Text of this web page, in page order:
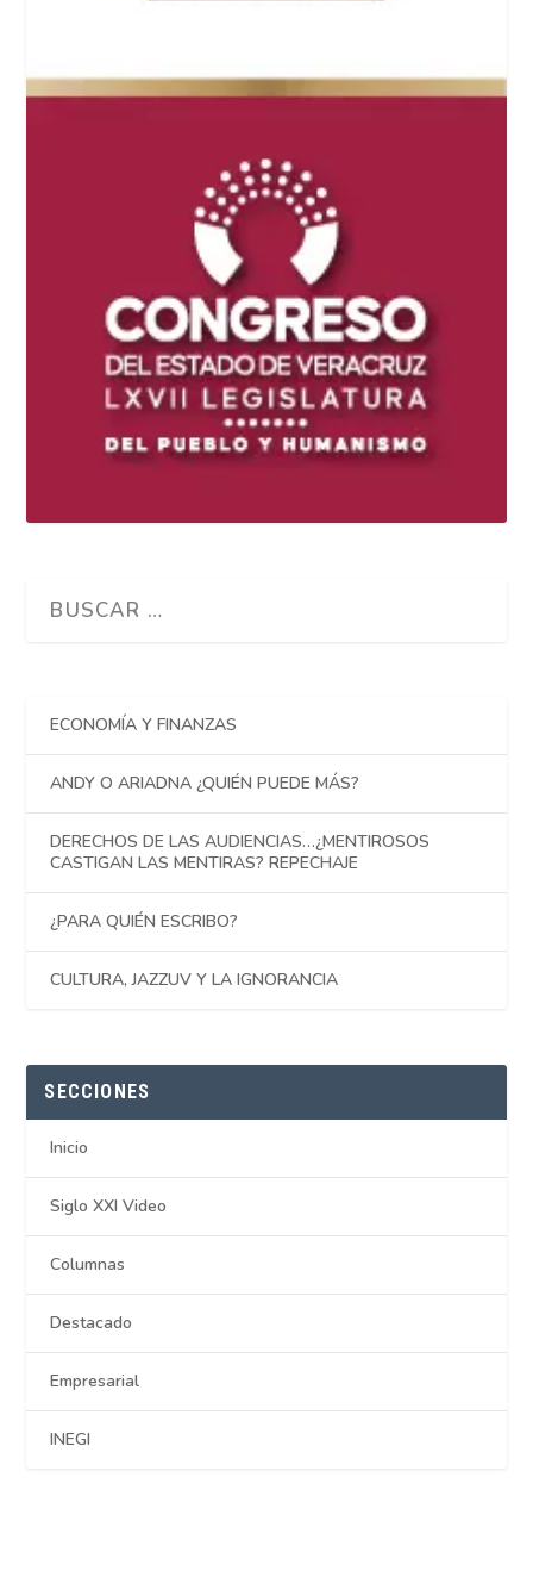
ECONOMÍA Y FINANZAS
ANDY O ARIADNA ¿QUIÉN PUEDE MÁS?
DERECHOS DE LAS AUDIENCIAS…¿MENTIROSOS
CASTIGAN LAS MENTIRAS? REPECHAJE
¿PARA QUIÉN ESCRIBO?
CULTURA, JAZZUV Y LA IGNORANCIA
SECCIONES
Inicio
Siglo XXI Video
Columnas
Destacado
Empresarial
INEGI